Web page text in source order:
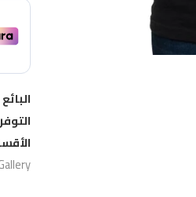
البائع